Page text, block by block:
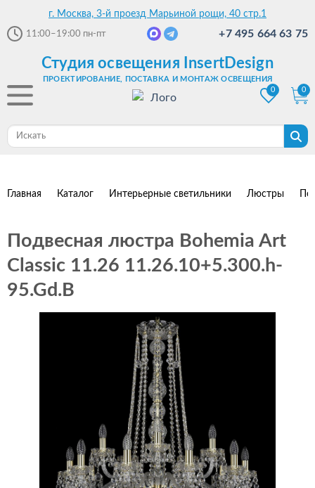
г. Москва, 3-й проезд Марьиной рощи, 40 стр.1
11:00–19:00 пн-пт +7 495 664 63 75
Студия освещения InsertDesign
ПРОЕКТИРОВАНИЕ, ПОСТАВКА И МОНТАЖ ОСВЕЩЕНИЯ
0
0
Главная Каталог Интерьерные светильники Люстры
Подвесная люстра Bohemia Art
Classic 11.26 11.26.10+5.300.h-
95.Gd.B